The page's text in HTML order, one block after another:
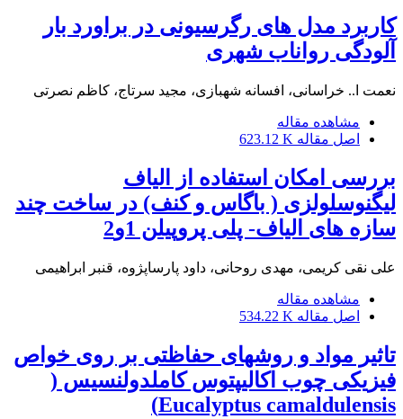
کاربرد مدل های رگرسیونی در براورد بار
آلودگی رواناب شهری
نعمت ا.. خراسانی، افسانه شهبازی، مجید سرتاج، کاظم نصرتی
مشاهده مقاله
اصل مقاله 623.12 K
بررسی امکان استفاده از الیاف
لیگنوسلولزی ( باگاس و کنف) در ساخت چند
سازه های الیاف- پلی پروپیلن 1و2
علی نقی کریمی، مهدی روحانی، داود پارساپژوه، قنبر ابراهیمی
مشاهده مقاله
اصل مقاله 534.22 K
تاثیر مواد و روشهای حفاظتی بر روی خواص
فیزیکی چوب اکالیپتوس کاملدولنسیس (
Eucalyptus camaldulensis)